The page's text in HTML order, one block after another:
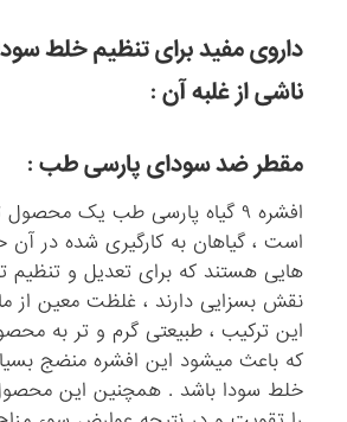
داروی مفید برای تنظیم خلط
ناشی از غلبه آن :
مقطر ضد سودای پارسی طب :
افشره ۹ گیاه پارسی طب یک
است ، گیاهان به کارگیری شده در آن
هایی هستند که برای تعدیل و
نقش بسزایی دارند ، غلظت معین از
این ترکیب ، طبیعتی گرم و تر به
که باعث میشود این افشره منضج
خلط سودا باشد . همچنین این